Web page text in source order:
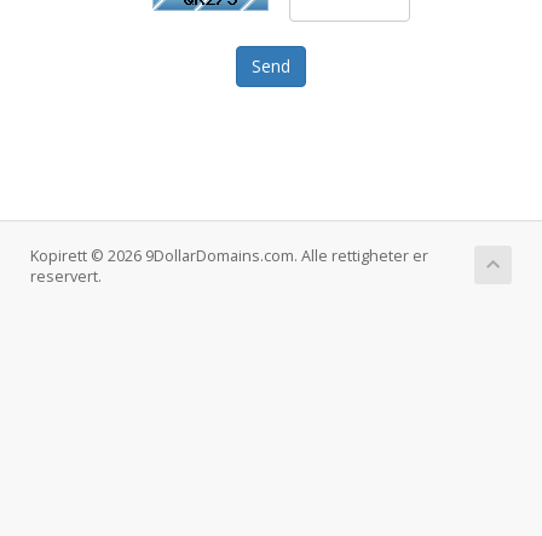
Send
Kopirett © 2026 9DollarDomains.com. Alle rettigheter er
reservert.